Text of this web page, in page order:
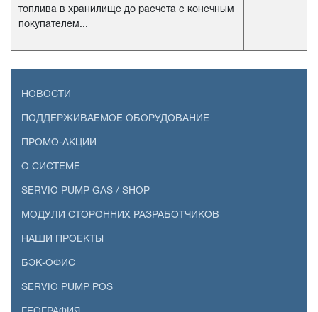
топлива в хранилище до расчета с конечным
покупателем...
НОВОСТИ
ПОДДЕРЖИВАЕМОЕ ОБОРУДОВАНИЕ
ПРОМО-АКЦИИ
О СИСТЕМЕ
SERVIO PUMP GAS / SHOP
МОДУЛИ СТОРОННИХ РАЗРАБОТЧИКОВ
НАШИ ПРОЕКТЫ
БЭК-ОФИС
SERVIO PUMP POS